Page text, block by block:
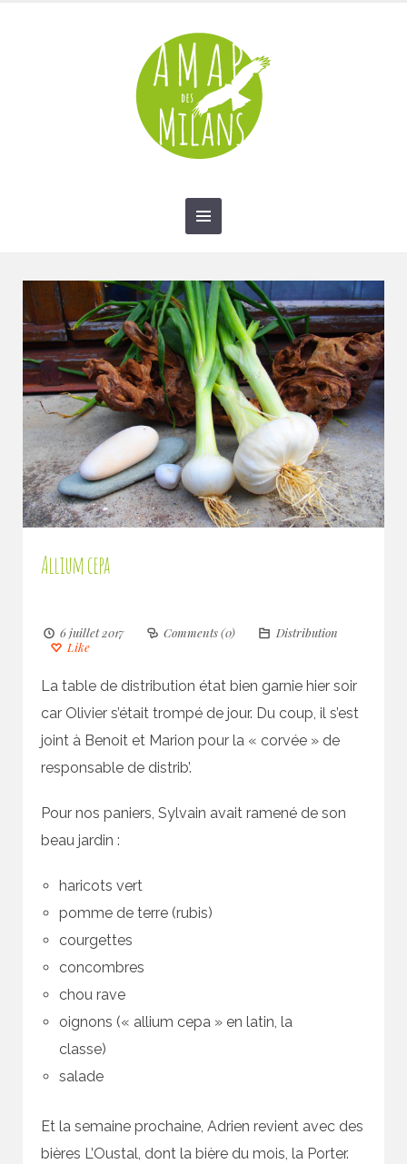
contact@amap-des-milans.fr
Allium cepa
6 juillet 2017 Comments (0)
Distribution
Like
La table de distribution état bien garnie hier soir
car Olivier s’était trompé de jour. Du coup, il s’est
joint à Benoit et Marion pour la « corvée » de
responsable de distrib’.
Pour nos paniers, Sylvain avait ramené de son
beau jardin :
haricots vert
pomme de terre (rubis)
courgettes
concombres
chou rave
oignons (« allium cepa » en latin, la
classe)
salade
Et la semaine prochaine, Adrien revient avec des
bières L’Oustal, dont la bière du mois, la Porter.